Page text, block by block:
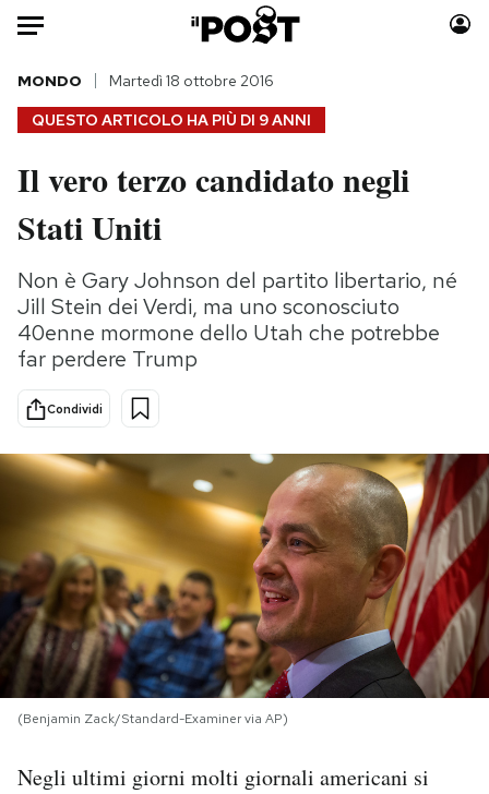
Auto
HOME
Italia
Politica
Tecnologia
Internet
Scienza
Cultura
Economia
Moda
Storie/Idee
Ok Boomer!
Media
NEWSLETTER
I MIEI PREFERITI
QUESTO ARTICOLO HA PIÙ DI 9 ANNI
MONDO Martedì 18 ottobre 2016
Il vero terzo candidato negli
Stati Uniti
Non è Gary Johnson del partito libertario, né
Jill Stein dei Verdi, ma uno sconosciuto
40enne mormone dello Utah che potrebbe
far perdere Trump
Condividi
(Benjamin Zack/Standard-Examiner via AP)
Negli ultimi giorni molti giornali americani si